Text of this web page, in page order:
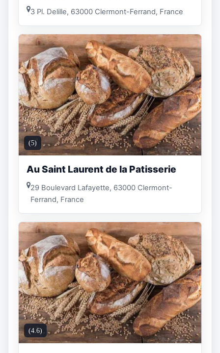
3 Pl. Delille, 63000 Clermont-Ferrand, France
(5)
Au Saint Laurent de la Patisserie
29 Boulevard Lafayette, 63000 Clermont-
Ferrand, France
(4.6)